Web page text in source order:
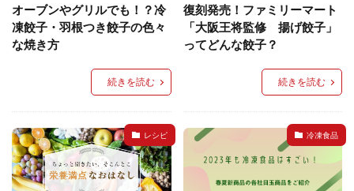
オーブンやグリルでも！？冷
凍餃子・羽根つき餃子の色々
な焼き方
続きを読む
復刻発売！ファミリーマート
「大阪王将監修 揚げ餃子」
ってどんな餃子？
続きを読む
レシピ 冷凍食品
冷凍弁当
冷凍焼売
冷凍食品
冷凍食品ライフハック
万博
冷凍食品豆知識
低糖質 ワンプレート
チャミスル
ビビゴ
なにわ パーティー
パーティー餃子
パックご飯
ハロウィン
ハンギョドン
ファミリーマート
ワイン
ぷるもち水餃子
マンドゥ
メスティン
ラーメン